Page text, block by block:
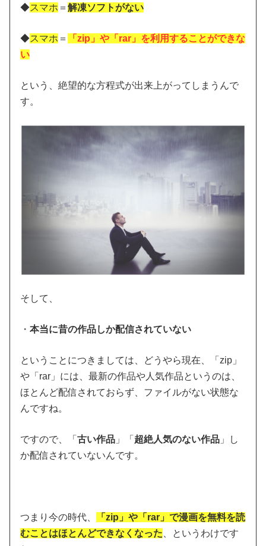
◆スマホ ＝解凍ソフトがない
◆スマホ ＝
「zip」や「rar」を利用することができな
い
という、絶望的な方程式が出来上がってしまうんで
す。
そして、
・本当に昔の作品しか配信されていない
ということにつきましては、どうやら現在、「zip」
や「rar」には、最新の作品や人気作品というのは、
ほとんど配信されておらず、ファイルがない状態な
んですね。
ですので、 「古い作品 」「 超絶人気のない作品 」し
か配信されていないんです。
つまり今の時代、
「zip」や「rar」で漫画を無料を読
むことはほとんどできなくなった 、というわけです